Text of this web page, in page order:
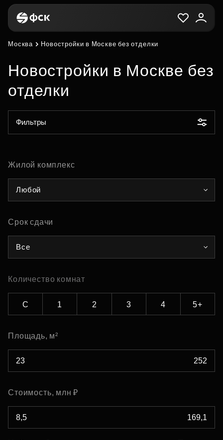
Москва Новостройки в Москве без отделки
Новостройки в Москве без
отделки
Фильтры
Жилой комплекс
Любой
Срок сдачи
Все
Количество комнат
С 1 2 3 4 5+
Площадь, м²
Стоимость, млн ₽